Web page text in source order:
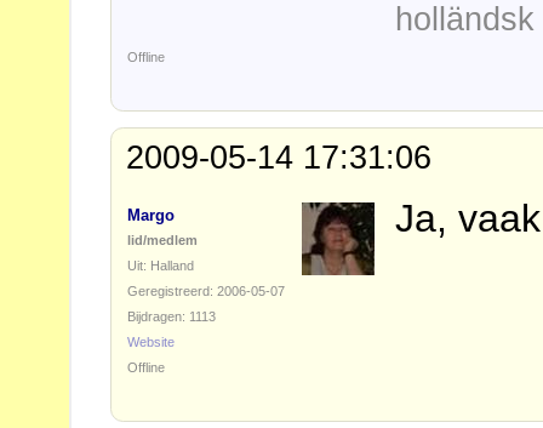
Offline
2009-05-14 17:31:06
Margo
lid/medlem
Uit: Halland
Geregistreerd: 2006-05-07
Bijdragen: 1113
Website
Ja,
Offline